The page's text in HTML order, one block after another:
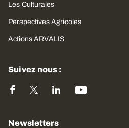
Les Culturales
Perspectives Agricoles
Actions ARVALIS
Suivez nous :
Newsletters